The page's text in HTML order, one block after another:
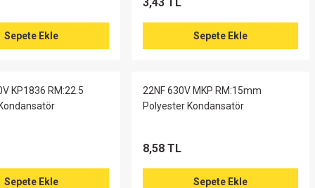
25 Adet )
Sepete Ekle Sepete Ekle
KP1836 RM:22.5
Sepete Ekle
22NF 630V MKP RM:15mm
Polyester Kondansatör
8,58 TL
Sepete Ekle